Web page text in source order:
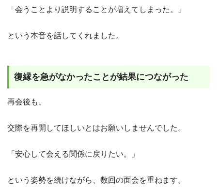
「会うことより説明することが増えてしまった。」
という本音を話してくれました。
復縁を急がなかったことが結果につながった
再会後も、
交際を再開してほしいとはお願いしませんでした。
「安心して会える関係に戻りたい。」
という姿勢を続けながら、数回の面会を重ねます。